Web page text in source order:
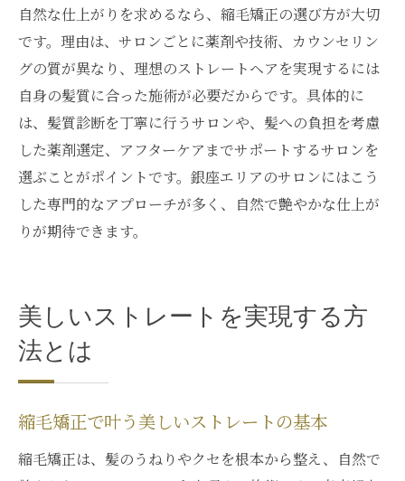
自然な仕上がりを求めるなら、縮毛矯正の選び方が大切
です。理由は、サロンごとに薬剤や技術、カウンセリン
グの質が異なり、理想のストレートヘアを実現するには
自身の髪質に合った施術が必要だからです。具体的に
は、髪質診断を丁寧に行うサロンや、髪への負担を考慮
した薬剤選定、アフターケアまでサポートするサロンを
選ぶことがポイントです。銀座エリアのサロンにはこう
した専門的なアプローチが多く、自然で艶やかな仕上が
りが期待できます。
美しいストレートを実現する方
法とは
縮毛矯正で叶う美しいストレートの基本
縮毛矯正は、髪のうねりやクセを根本から整え、自然で